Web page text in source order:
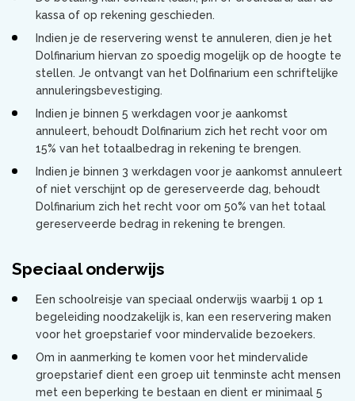
kassa of op rekening geschieden.
Indien je de reservering wenst te annuleren, dien je het
Dolfinarium hiervan zo spoedig mogelijk op de hoogte te
stellen. Je ontvangt van het Dolfinarium een schriftelijke
annuleringsbevestiging.
Indien je binnen 5 werkdagen voor je aankomst
annuleert, behoudt Dolfinarium zich het recht voor om
15% van het totaalbedrag in rekening te brengen.
Indien je binnen 3 werkdagen voor je aankomst annuleert
of niet verschijnt op de gereserveerde dag, behoudt
Dolfinarium zich het recht voor om 50% van het totaal
gereserveerde bedrag in rekening te brengen.
Speciaal onderwijs
Een schoolreisje van speciaal onderwijs waarbij 1 op 1
begeleiding noodzakelijk is, kan een reservering maken
voor het groepstarief voor mindervalide bezoekers.
Om in aanmerking te komen voor het mindervalide
groepstarief dient een groep uit tenminste acht mensen
met een beperking te bestaan en dient er minimaal 5